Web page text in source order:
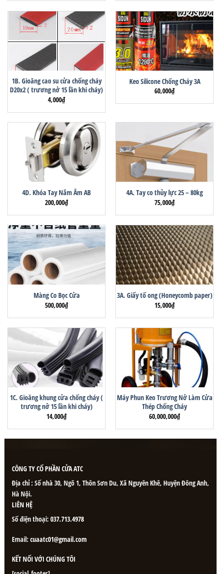
1B. Gioăng cao su cửa chống cháy
D20x2 ( trương nở 15 lần khi cháy)
4,000₫
Keo Silicone Chống Cháy 3A
60,000₫
4D. Khóa Tay Nắm Âm AB
200,000₫
4A. Tay co thủy lực 25 – 80kg
75,000₫
Màng Co Bọc Cửa
500,000₫
3A. Giấy tổ ong (Honeycomb paper)
15,000₫
1C. Gioăng khung cửa chống cháy (
trương nở 15 lần khi cháy)
14,000₫
Máy Phun Keo Trương Nở Làm Cửa
Thép Chống Cháy
60,000,000₫
CÔNG TY CỔ PHẦN CỬA ATC
Địa chỉ : Số nhà 30, Ngõ 1, Thôn Sơn Du, Xã Nguyên Khê, Huyện Đông Anh,
Hà Nội.
LIÊN HỆ
Số điện thoại: 037.713.4978
Email: cuaatc01@gmail.com
KẾT NỐI VỚI CHÚNG TÔI